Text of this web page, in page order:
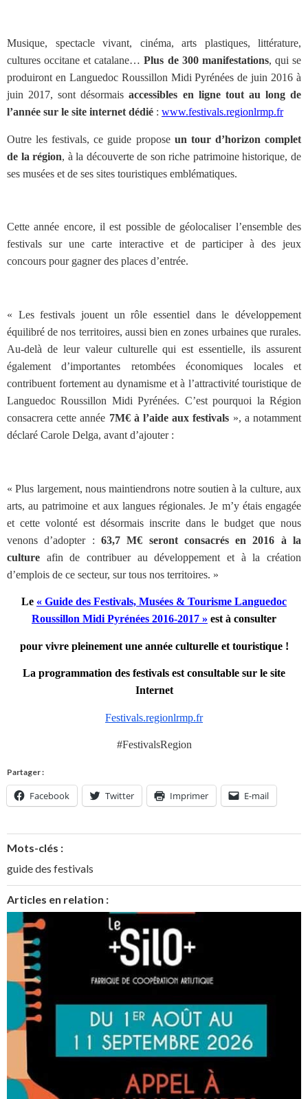
Musique, spectacle vivant, cinéma, arts plastiques, littérature,
cultures occitane et catalane… Plus de 300 manifestations, qui se
produiront en Languedoc Roussillon Midi Pyrénées de juin 2016 à
juin 2017, sont désormaisaccessibles en ligne tout au long de
l’année sur le site internet dédié : www.festivals.regionlrmp.fr
Outre les festivals, ce guide propose un tour d’horizon complet
de la région, à la découverte de son riche patrimoine historique, de
ses musées et de ses sites touristiques emblématiques.
Cette année encore, il est possible de géolocaliser l’ensemble des
festivals sur une carte interactive et de participer à des jeux
concours pour gagner des places d’entrée.
« Les festivals jouent un rôle essentiel dans le développement
équilibré de nos territoires, aussi bien en zones urbaines que rurales.
Au-delà de leur valeur culturelle qui est essentielle, ils assurent
également d’importantes retombées économiques locales et
contribuent fortement au dynamisme et à l’attractivité touristique de
Languedoc Roussillon Midi Pyrénées. C’est pourquoi la Région
consacrera cette année 7M€ à l’aide aux festivals », a notamment
déclaré Carole Delga, avant d’ajouter :
« Plus largement, nous maintiendrons notre soutien à la culture, aux
arts, au patrimoine et aux langues régionales. Je m’y étais engagée
et cette volonté est désormais inscrite dans le budget que nous
venons d’adopter : 63,7 M€ seront consacrés en 2016 à la
culture afin de contribuer au développement et à la création
d’emplois de ce secteur, sur tous nos territoires. »
Le « Guide des Festivals, Musées & Tourisme Languedoc
Roussillon Midi Pyrénées 2016-2017 » est à consulter
pour vivre pleinement une année culturelle et touristique !
La programmation des festivals est consultable sur le site
Internet
Festivals.regionlrmp.fr
#FestivalsRegion
Partager :
Facebook Twitter Imprimer E-mail
Mots-clés :
guide des festivals
Articles en relation :